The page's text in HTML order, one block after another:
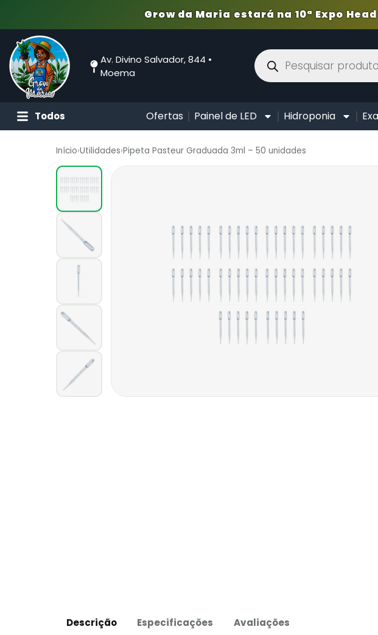
Grow da Maria estará na 10ª Expo
Av. Divino Salvador, 844 •
Moema
Todos Ofertas Painel de LED Hidroponia
Início›Utilidades›Pipeta Pasteur Graduada 3ml – 50 unidades
Descrição Especificações Avaliações